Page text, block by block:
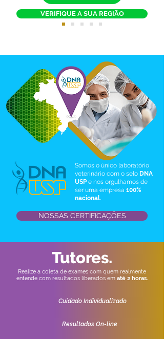
VERIFIQUE A SUA REGIÃO
Somos o único laboratório
veterinário com o selo DNA
USPe nos orgulhamos de
ser uma empresa 100%
nacional.
NOSSAS CERTIFICAÇÕES
Tutores.
Realize a coleta de exames com quem realmente
entende com resultados liberados em até 2 horas.
Cuidado Individualizado
Resultados On-line